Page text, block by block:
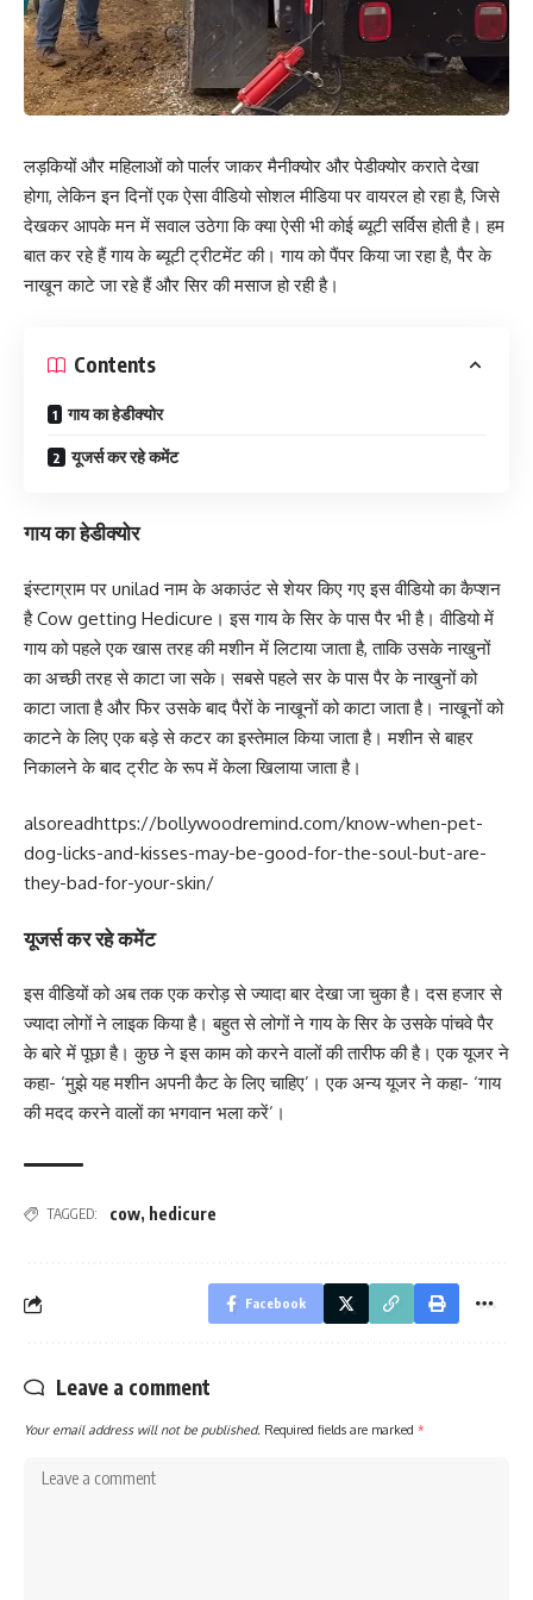
लड़कियों और महिलाओं को पार्लर जाकर मैनीक्योर और पेडीक्योर कराते देखा
होगा, लेकिन इन दिनों एक ऐसा वीडियो सोशल मीडिया पर वायरल हो रहा है, जिसे
देखकर आपके मन में सवाल उठेगा कि क्या ऐसी भी कोई ब्यूटी सर्विस होती है। हम
बात कर रहे हैं गाय के ब्यूटी ट्रीटमेंट की। गाय को पैंपर किया जा रहा है, पैर के
नाखून काटे जा रहे हैं और सिर की मसाज हो रही है।
Contents
गाय का हेडीक्योर
यूजर्स कर रहे कमेंट
गाय का हेडीक्योर
इंस्टाग्राम पर unilad नाम के अकाउंट से शेयर किए गए इस वीडियो का कैप्शन
है Cow getting Hedicure। इस गाय के सिर के पास पैर भी है। वीडियो में
गाय को पहले एक खास तरह की मशीन में लिटाया जाता है, ताकि उसके नाखुनों
का अच्छी तरह से काटा जा सके। सबसे पहले सर के पास पैर के नाखुनों को
काटा जाता है और फिर उसके बाद पैरों के नाखूनों को काटा जाता है। नाखूनों को
काटने के लिए एक बड़े से कटर का इस्तेमाल किया जाता है। मशीन से बाहर
निकालने के बाद ट्रीट के रूप में केला खिलाया जाता है।
alsoreadhttps://bollywoodremind.com/know-when-pet-
dog-licks-and-kisses-may-be-good-for-the-soul-but-are-
they-bad-for-your-skin/
यूजर्स कर रहे कमेंट
इस वीडियों को अब तक एक करोड़ से ज्यादा बार देखा जा चुका है। दस हजार से
ज्यादा लोगों ने लाइक किया है। बहुत से लोगों ने गाय के सिर के उसके पांचवे पैर
के बारे में पूछा है। कुछ ने इस काम को करने वालों की तारीफ की है। एक यूजर ने
कहा- ‘मुझे यह मशीन अपनी कैट के लिए चाहिए’। एक अन्य यूजर ने कहा- ‘गाय
की मदद करने वालों का भगवान भला करें’।
TAGGED: cow, hedicure
Facebook
Leave a comment
Your email address will not be published. Required fields are marked *